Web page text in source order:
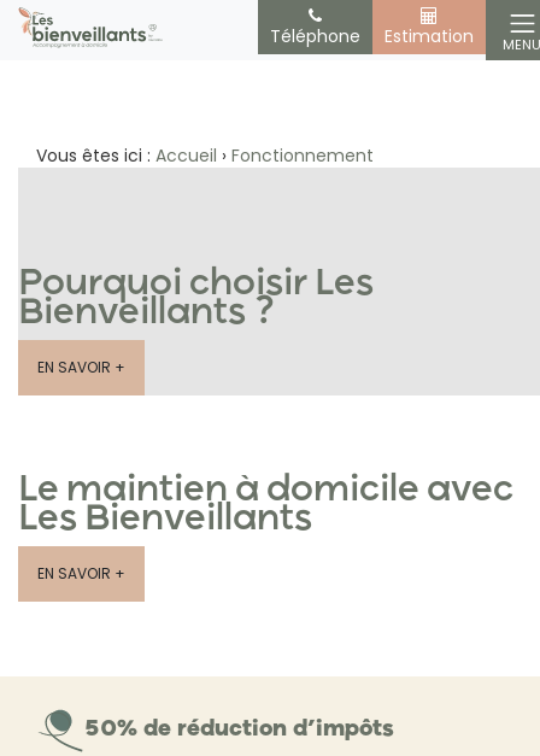
Estimation
Téléphone MENU
Vous êtes ici : Accueil › Fonctionnement
Pourquoi choisir Les
Bienveillants ?
EN SAVOIR +
Le maintien à domicile avec
Les Bienveillants
EN SAVOIR +
50% de réduction d’impôts